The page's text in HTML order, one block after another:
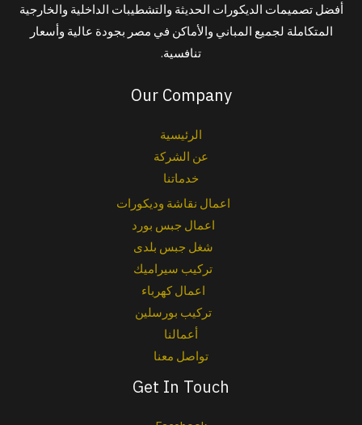
أفضل تصميمات الديكورات الحديثة والتشطيبات الداخلية والخارجية
المتكاملة لجميع المباني والأماكن في مصر بجودة عالية وأسعار
تنافسية.
Our Company
الرئيسية
عن الشركة
خدماتنا
اعمال نقاشة وديكورات
اعمال جبس بورد
شغل جبس بلدى
تركيب سيراميك
اعمال كهرباء
تركيب بورسلين
أعمالنا
تواصل معنا
Get In Touch